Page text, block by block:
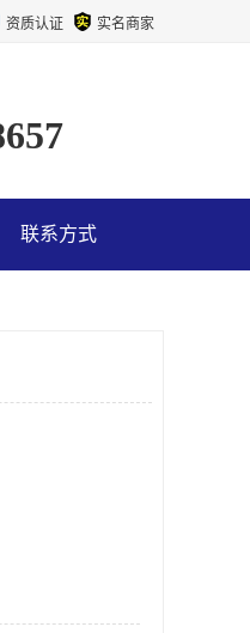
资质认证 实名商家
联系方式